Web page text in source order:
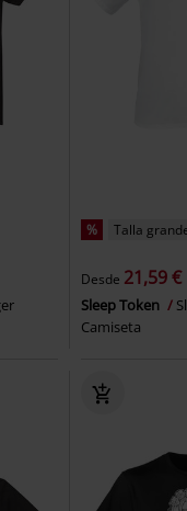
% Talla
Desde 21,59 €
Sleep Token
Camiseta